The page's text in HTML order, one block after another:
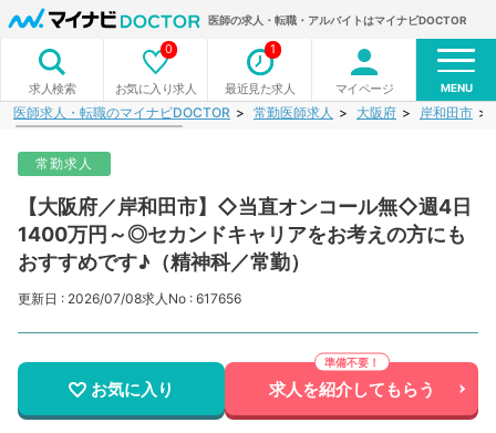
医師の求人・転職・アルバイトはマイナビDOCTOR
求人検索 お気に入り求人
0
最近見た求人
1
マイページ MENU
医師求人・転職のマイナビDOCTOR 常勤医師求人 大阪府 岸和田市
常勤求人
【大阪府／岸和田市】◇当直オンコール無◇週4日
1400万円～◎セカンドキャリアをお考えの方にも
おすすめです♪（精神科／常勤）
更新日 : 2026/07/08求人No : 617656
お気に入り 求人を紹介してもらう